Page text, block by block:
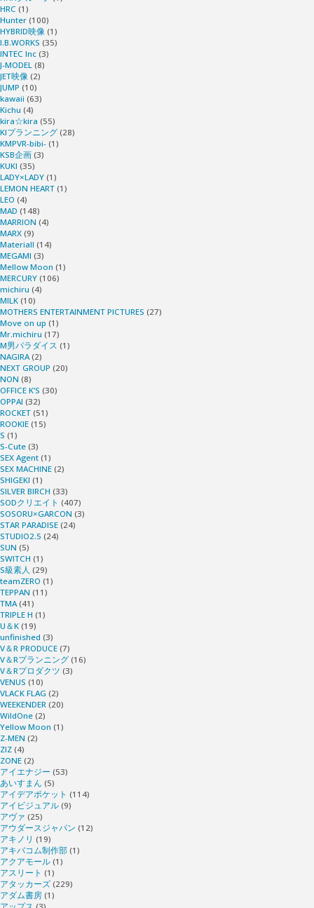
HRC (1)
Hunter (100)
HYBRID映像 (1)
I.B.WORKS (35)
INTEC Inc (3)
J-MODEL (8)
JET映像 (2)
JUMP (10)
kawaii (63)
Kichu (4)
kira☆kira (55)
KIプランニング (28)
KMPVR-bibi- (1)
KSB企画 (3)
KUKI (35)
LADY×LADY (1)
LEMON HEART (1)
LEO (4)
MAD (148)
MARRION (4)
MARX (9)
Materiall (14)
MEGAMI (3)
Mellow Moon (1)
MERCURY (106)
michiru (4)
MILK (10)
MOTHERS ENTERTAINMENT PICTURES (27)
Move on up (1)
Mr.michiru (17)
M男パラダイス (1)
NAGIRA(2)
NEXT GROUP (20)
NON (8)
OFFICE K’S (30)
OPPAI (32)
ROCKET (51)
ROOKIE (15)
S (1)
S-Cute (3)
SEX Agent (1)
SEX MACHINE (2)
SHIGEKI (1)
SILVER BIRCH (33)
SODクリエイト (407)
SOSORU×GARCON (3)
STAR PARADISE (24)
STUDIO2.5 (24)
SUN (5)
SWITCH (1)
S級素人 (29)
teamZERO (1)
TEPPAN (11)
TMA(41)
TRIPLE H (1)
U＆K (19)
unfinished (3)
V＆R PRODUCE (7)
V＆Rプランニング (16)
V＆Rプロダクツ (3)
VENUS (10)
VLACK FLAG (2)
WEEKENDER (20)
WildOne (2)
Yellow Moon (1)
Z-MEN (2)
ZIZ (4)
ZONE (2)
アイエナジー (53)
あいすまん (5)
アイデアポケット (114)
アイビジュアル (9)
アヴァ (25)
アウダースジャパン (12)
アキノリ (19)
アキバコム制作部 (1)
アクアモール (1)
アスリート (1)
アタッカーズ (229)
アダム書房 (1)